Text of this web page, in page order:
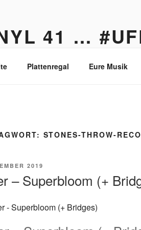
41 …
Plattenregal Eure Musik
STONES-THROW-
2019
– Superbloom (+